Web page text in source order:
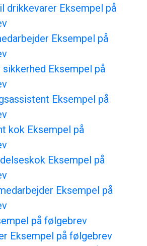
drikkevarer Eksempel på
Eksempel på
Eksempel på
Eksempel på
kok Eksempel på
Eksempel på
Eksempel på
på følgebrev
Eksempel på følgebrev